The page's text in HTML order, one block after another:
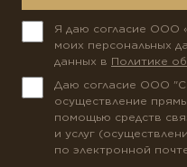
Я даю согласие ООО
моих персональных
данных в Политике
Даю согласие ООО
осуществление
помощью средств
и услуг
по электронной